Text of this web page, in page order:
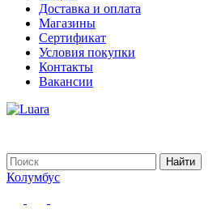
Доставка и оплата
Магазины
Сертификат
Условия покупки
Контакты
Вакансии
Колумбус